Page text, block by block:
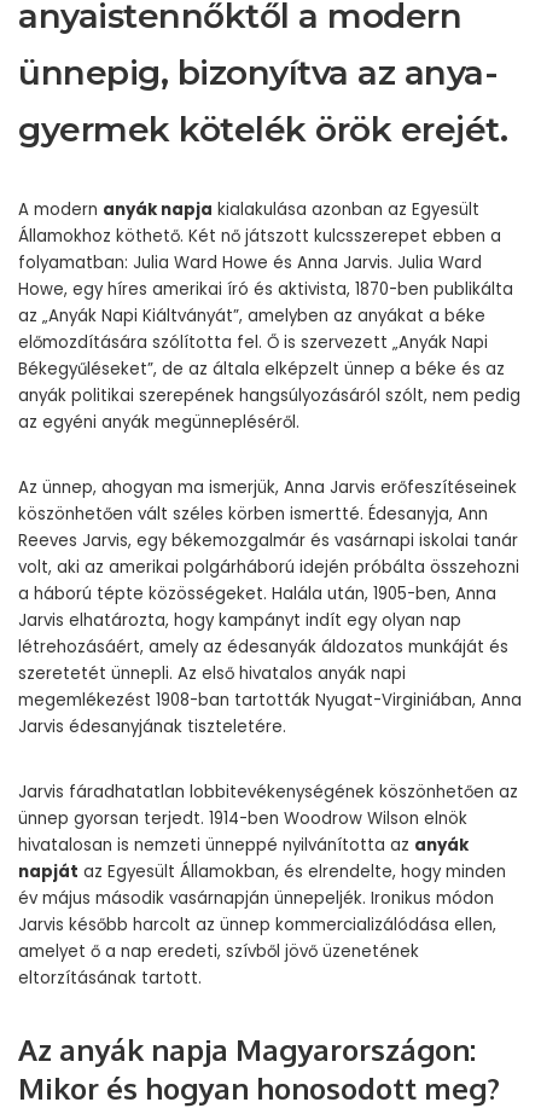
anyaistennőktől a modern
ünnepig, bizonyítva az anya-
gyermek kötelék örök erejét.
A modern anyák napja kialakulása azonban az Egyesült
Államokhoz köthető. Két nő játszott kulcsszerepet ebben a
folyamatban: Julia Ward Howe és Anna Jarvis. Julia Ward
Howe, egy híres amerikai író és aktivista, 1870-ben publikálta
az „Anyák Napi Kiáltványát”, amelyben az anyákat a béke
előmozdítására szólította fel. Ő is szervezett „Anyák Napi
Békegyűléseket”, de az általa elképzelt ünnep a béke és az
anyák politikai szerepének hangsúlyozásáról szólt, nem pedig
az egyéni anyák megünnepléséről.
Az ünnep, ahogyan ma ismerjük, Anna Jarvis erőfeszítéseinek
köszönhetően vált széles körben ismertté. Édesanyja, Ann
Reeves Jarvis, egy békemozgalmár és vasárnapi iskolai tanár
volt, aki az amerikai polgárháború idején próbálta összehozni
a háború tépte közösségeket. Halála után, 1905-ben, Anna
Jarvis elhatározta, hogy kampányt indít egy olyan nap
létrehozásáért, amely az édesanyák áldozatos munkáját és
szeretetét ünnepli. Az első hivatalos anyák napi
megemlékezést 1908-ban tartották Nyugat-Virginiában, Anna
Jarvis édesanyjának tiszteletére.
Jarvis fáradhatatlan lobbitevékenységének köszönhetően az
ünnep gyorsan terjedt. 1914-ben Woodrow Wilson elnök
hivatalosan is nemzeti ünneppé nyilvánította az anyák
napját az Egyesült Államokban, és elrendelte, hogy minden
év május második vasárnapján ünnepeljék. Ironikus módon
Jarvis később harcolt az ünnep kommercializálódása ellen,
amelyet ő a nap eredeti, szívből jövő üzenetének
eltorzításának tartott.
Az anyák napja Magyarországon:
Mikor és hogyan honosodott meg?